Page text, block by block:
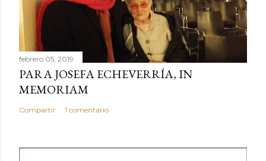
febrero 05, 2019
PARA JOSEFA ECHEVERRÍA, IN
MEMORIAM
Compartir 1 comentario